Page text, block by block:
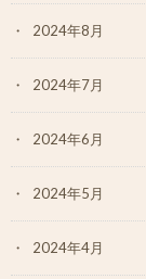
2024年8月
2024年7月
2024年6月
2024年5月
2024年4月